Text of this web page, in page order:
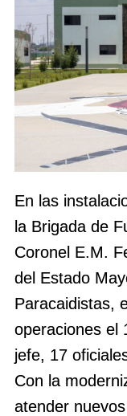
En las
la Brigada de
Coronel E.M.
del Estado
Paracaidistas,
operaciones el
jefe, 17
Con la
atender